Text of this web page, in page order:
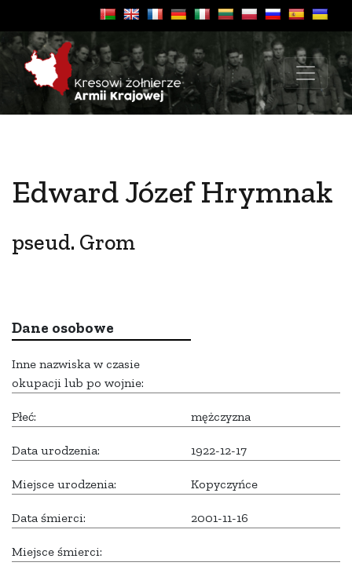
Edward Józef Hrymnak
pseud. Grom
Dane osobowe
Inne nazwiska w czasie
okupacji lub po wojnie:
Płeć: mężczyzna
Data urodzenia: 1922-12-17
Miejsce urodzenia: Kopyczyńce
Data śmierci: 2001-11-16
Miejsce śmierci: